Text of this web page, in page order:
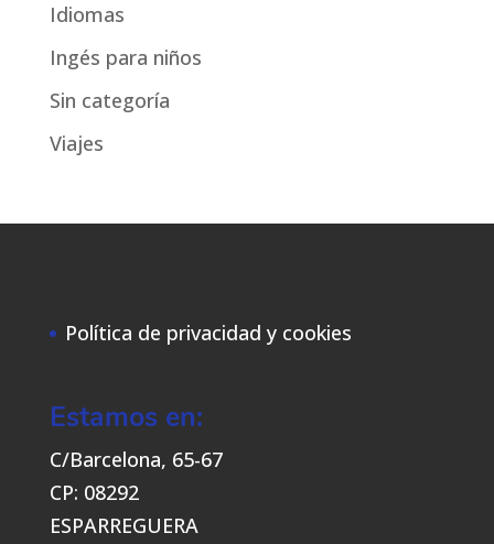
Idiomas
Ingés para niños
Sin categoría
Viajes
Política de privacidad y cookies
Estamos en:
C/Barcelona, 65-67
CP: 08292
ESPARREGUERA